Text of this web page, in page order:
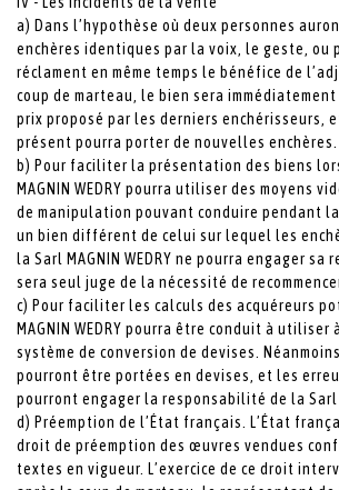
a) Dans l’hypothèse où deux personnes
enchères identiques par la voix, le geste, ou
réclament en même temps le bénéfice de
coup de marteau, le bien sera
prix proposé par les derniers enchérisseurs,
présent pourra porter de nouvelles enchères.
b) Pour faciliter la présentation des biens
MAGNIN WEDRY pourra utiliser des moyens
de manipulation pouvant conduire pendant
un bien différent de celui sur lequel les
la Sarl MAGNIN WEDRY ne pourra engager
sera seul juge de la nécessité de
c) Pour faciliter les calculs des acquéreurs
MAGNIN WEDRY pourra être conduit à
système de conversion de devises.
pourront être portées en devises, et les
pourront engager la responsabilité de la Sarl
d) Préemption de l’État français. L’État
droit de préemption des œuvres vendues
textes en vigueur. L’exercice de ce droit